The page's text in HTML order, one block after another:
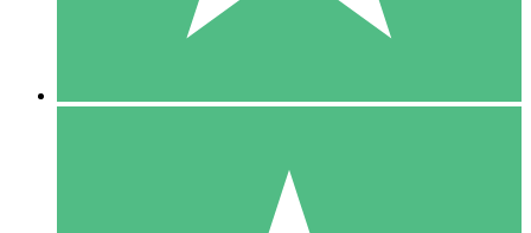
10 Downloaden
20 00